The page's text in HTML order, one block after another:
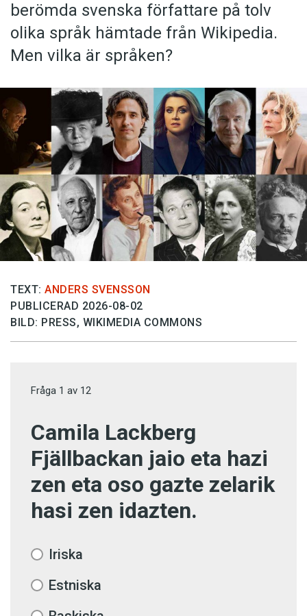
berömda svenska författare på tolv
olika språk hämtade från Wikipedia.
Men vilka är språken?
TEXT: ANDERS SVENSSON
PUBLICERAD 2026-08-02
BILD: PRESS, WIKIMEDIA COMMONS
Fråga 1 av 12
Camila Lackberg
Fjällbackan jaio eta hazi
zen eta oso gazte zelarik
hasi zen idazten.
Iriska
Estniska